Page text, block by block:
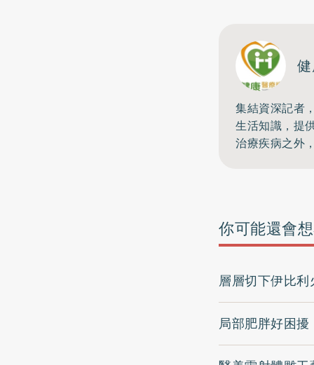
集結資深記者
生活知識，提
治療疾病之外
你可能還會
層層切下伊比
局部肥胖好困